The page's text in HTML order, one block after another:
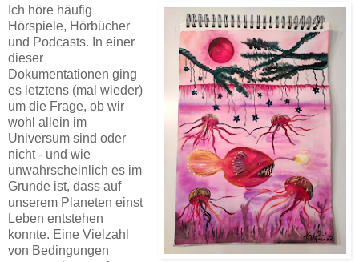
Ich höre häufig
Hörspiele, Hörbücher
und Podcasts. In einer
dieser
Dokumentationen ging
es letztens (mal wieder)
um die Frage, ob wir
wohl allein im
Universum sind oder
nicht - und wie
unwahrscheinlich es im
Grunde ist, dass auf
unserem Planeten einst
Leben entstehen
konnte. Eine Vielzahl
von Bedingungen